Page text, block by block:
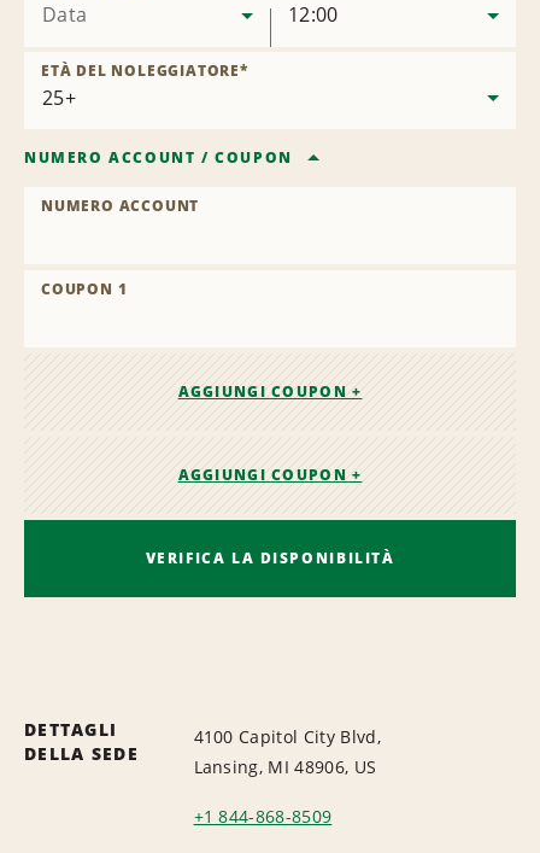
Data 12:00
ETÀ DEL NOLEGGIATORE*
NUMERO ACCOUNT /COUPON
NUMERO ACCOUNT
COUPON 1
AGGIUNGI COUPON +
AGGIUNGI COUPON +
VERIFICA LA DISPONIBILITÀ
DETTAGLI
DELLA SEDE
4100 Capitol City Blvd,
Lansing, MI 48906, US
+1 844-868-8509